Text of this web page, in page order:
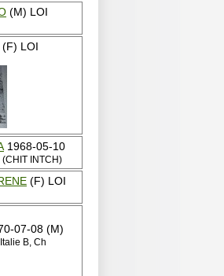
(M) LOI
(F) LOI
1968-05-10
(CHIT INTCH)
(F) LOI
07-08 (M)
B, Ch